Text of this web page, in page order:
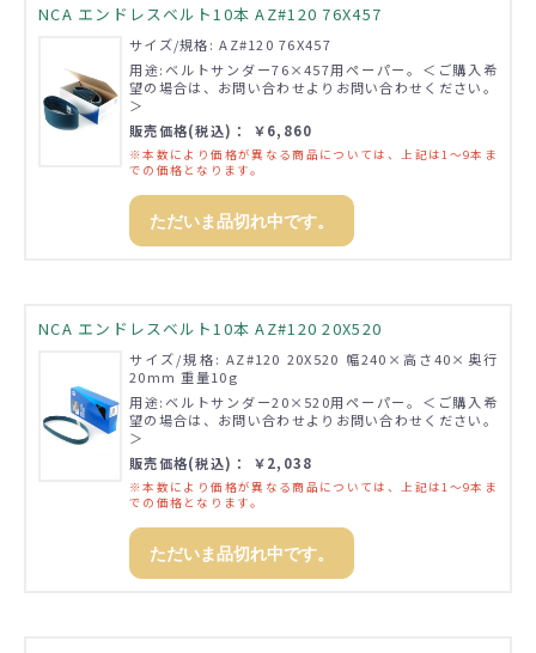
NCA エンドレスベルト10本 AZ#120 76X457
サイズ/規格: AZ#120 76X457
用途:ベルトサンダー76×457用ペーパー。＜ご購入希
望の場合は、お問い合わせよりお問い合わせください。
＞
販売価格(税込)： ￥6,860
※本数により価格が異なる商品については、上記は1～9本ま
での価格となります。
ただいま品切れ中です。
NCA エンドレスベルト10本 AZ#120 20X520
サイズ/規格: AZ#120 20X520 幅240×高さ40×奥行
20mm 重量10g
用途:ベルトサンダー20×520用ペーパー。＜ご購入希
望の場合は、お問い合わせよりお問い合わせください。
＞
販売価格(税込)： ￥2,038
※本数により価格が異なる商品については、上記は1～9本ま
での価格となります。
ただいま品切れ中です。